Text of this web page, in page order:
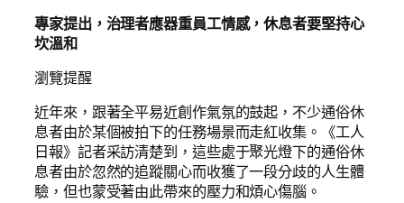
專家提出，治理者應器重員工情感，休息者要堅持心
坎溫和
瀏覽提醒
近年來，跟著全平易近創作氣氛的鼓起，不少通俗休
息者由於某個被拍下的任務場景而走紅收集。《工人
日報》記者采訪清楚到，這些處于聚光燈下的通俗休
息者由於忽然的追蹤關心而收獲了一段分歧的人生體
驗，但也蒙受著由此帶來的壓力和煩心傷腦。